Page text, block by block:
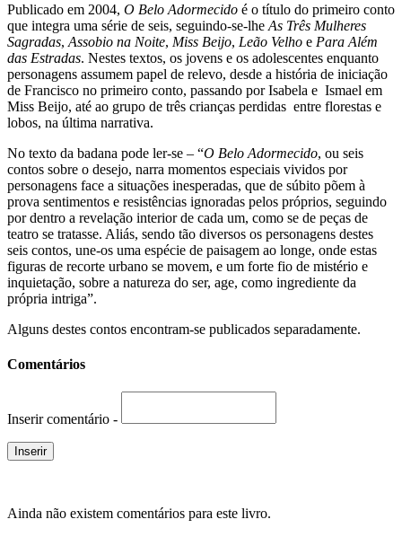
Publicado em 2004, O Belo Adormecido é o título do primeiro conto
que integra uma série de seis, seguindo-se-lhe As Três Mulheres
Sagradas, Assobio na Noite, Miss Beijo, Leão Velho e Para Além
das Estradas. Nestes textos, os jovens e os adolescentes enquanto
personagens assumem papel de relevo, desde a história de iniciação
de Francisco no primeiro conto, passando por Isabela e Ismael em
Miss Beijo, até ao grupo de três crianças perdidas entre florestas e
lobos, na última narrativa.
No texto da badana pode ler-se – “O Belo Adormecido, ou seis
contos sobre o desejo, narra momentos especiais vividos por
personagens face a situações inesperadas, que de súbito põem à
prova sentimentos e resistências ignoradas pelos próprios, seguindo
por dentro a revelação interior de cada um, como se de peças de
teatro se tratasse. Aliás, sendo tão diversos os personagens destes
seis contos, une-os uma espécie de paisagem ao longe, onde estas
figuras de recorte urbano se movem, e um forte fio de mistério e
inquietação, sobre a natureza do ser, age, como ingrediente da
própria intriga”.
Alguns destes contos encontram-se publicados separadamente.
Comentários
Inserir comentário -
Ainda não existem comentários para este livro.